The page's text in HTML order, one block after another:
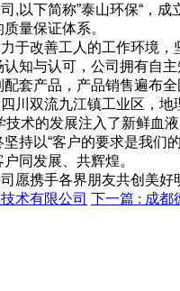
下简称”泰山环保“，成
量保证体系。
于改善工人的工作环境
知与认可，公司拥有自
套产品，产品销售遍布全
川双流九江镇工业区，
术的发展注入了新鲜血
持以“客户的要求是我们
同发展、共辉煌。
愿携手各界朋友共创美好
术有限公司 下一篇 : 成都